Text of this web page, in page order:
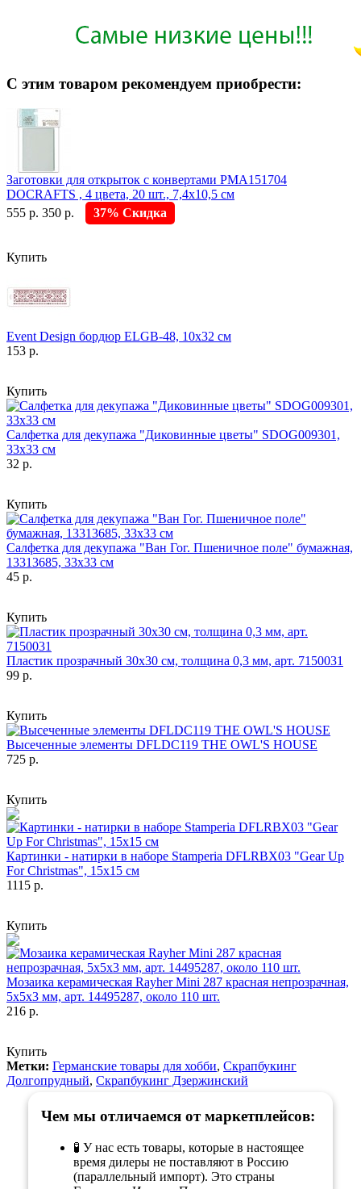
С этим товаром рекомендуем приобрести:
Заготовки для открыток с конвертами PMA151704
DOCRAFTS , 4 цвета, 20 шт., 7,4х10,5 см
555 р. 350 р. 37% Скидка
Купить
Event Design бордюр ELGB-48, 10х32 см
153 р.
Купить
Салфетка для декупажа "Диковинные цветы" SDOG009301,
33х33 см
32 р.
Купить
Салфетка для декупажа "Ван Гог. Пшеничное поле" бумажная,
13313685, 33х33 см
45 р.
Купить
Пластик прозрачный 30х30 см, толщина 0,3 мм, арт. 7150031
99 р.
Купить
Высеченные элементы DFLDC119 THE OWL'S HOUSE
725 р.
Купить
Картинки - натирки в наборе Stamperia DFLRBX03 "Gear Up
For Christmas", 15х15 см
1115 р.
Купить
Мозаика керамическая Rayher Mini 287 красная непрозрачная,
5х5х3 мм, арт. 14495287, около 110 шт.
216 р.
Купить
Метки: Германские товары для хобби, Скрапбукинг
Долгопрудный, Скрапбукинг Дзержинский
Чем мы отличаемся от маркетплейсов:
🧪 У нас есть товары, которые в настоящее
время дилеры не поставляют в Россию
(параллельный импорт). Это страны